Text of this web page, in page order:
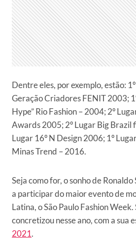
Dentre eles, por exemplo, estão:
Geração Criadores FENIT 2003;
Hype” Rio Fashion – 2004; 2º
Awards 2005; 2º Lugar Big Brazil
Lugar 16º N Design 2006; 1º
Minas Trend – 2016.
Seja como for, o sonho de
a participar do maior evento de
Latina, o São Paulo Fashion Week.
concretizou nesse ano, com a sua
2021.